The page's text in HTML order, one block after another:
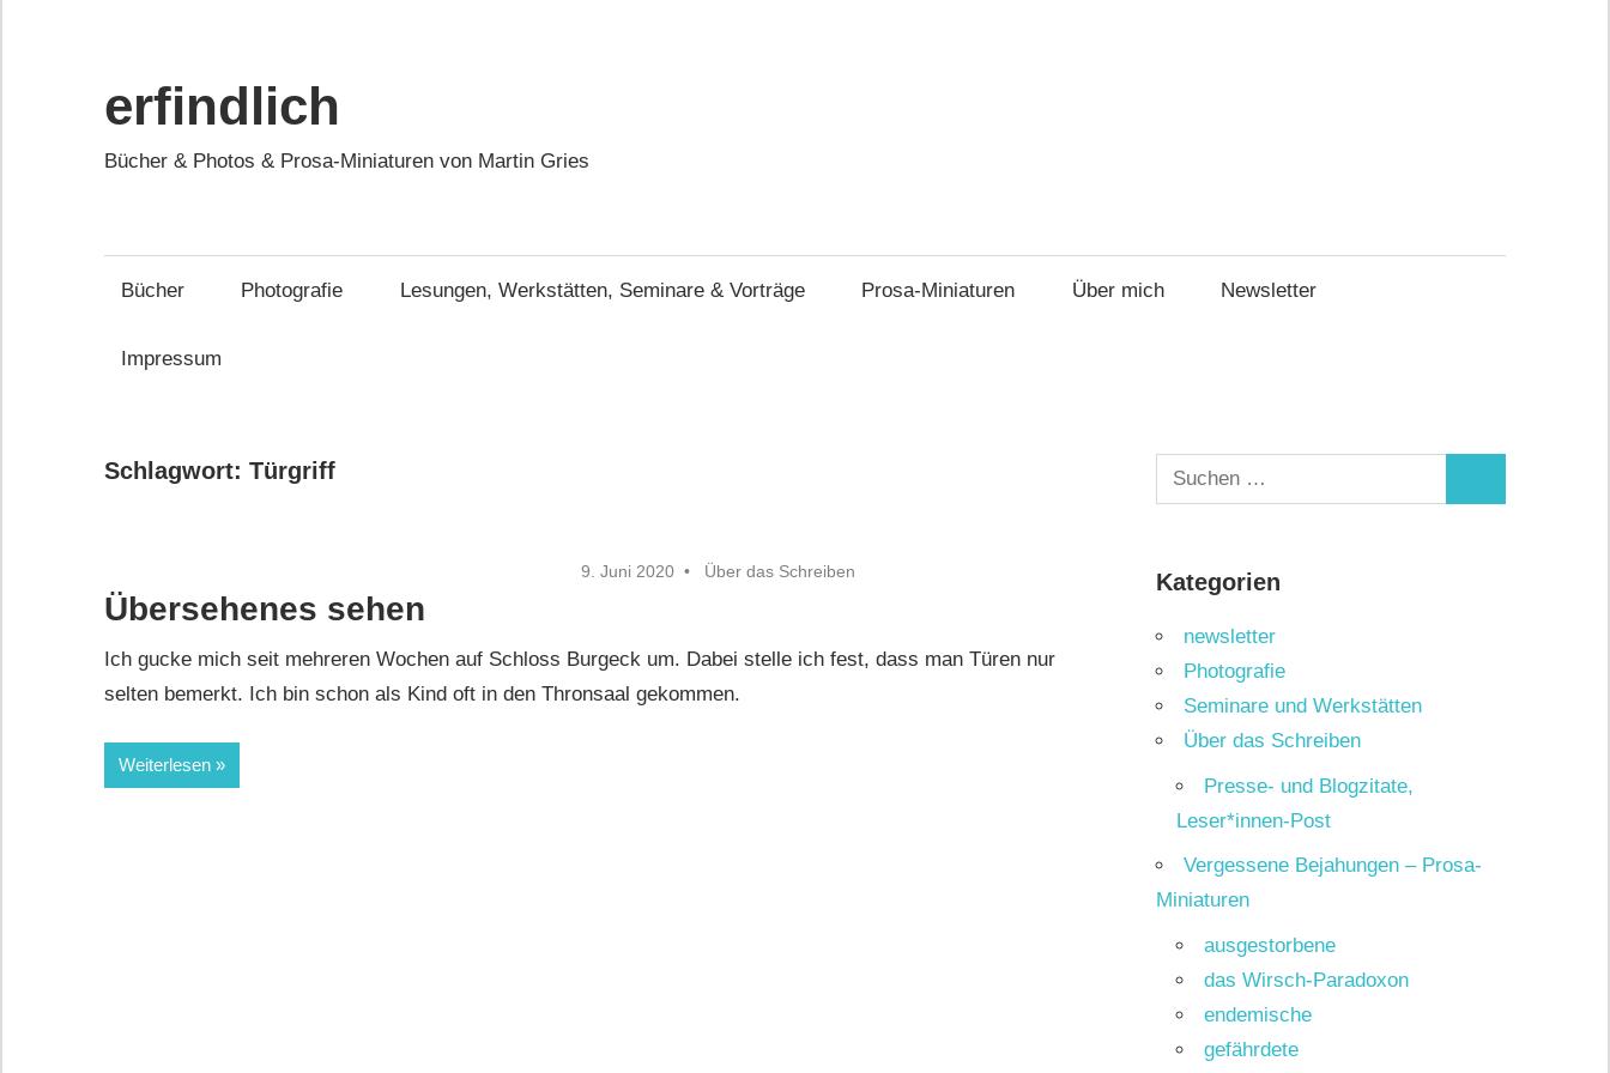
springen
erfindlich
Bücher & Photos & Prosa-Miniaturen von Martin Gries
Bücher Photografie Lesungen, Werkstätten, Seminare & Vorträge Prosa-Miniaturen Über mich Newsletter
Impressum
Schlagwort: Türgriff
9. Juni 2020 Über das Schreiben
Übersehenes sehen
Ich gucke mich seit mehreren Wochen auf Schloss Burgeck um. Dabei stelle ich fest, dass man Türen nur
selten bemerkt. Ich bin schon als Kind oft in den Thronsaal gekommen.
Weiterlesen
Suchen
nach:
Kategorien
newsletter
Photografie
Seminare und Werkstätten
Über das Schreiben
Presse- und Blogzitate,
Leser*innen-Post
Vergessene Bejahungen – Prosa-
Miniaturen
ausgestorbene
das Wirsch-Paradoxon
endemische
gefährdete